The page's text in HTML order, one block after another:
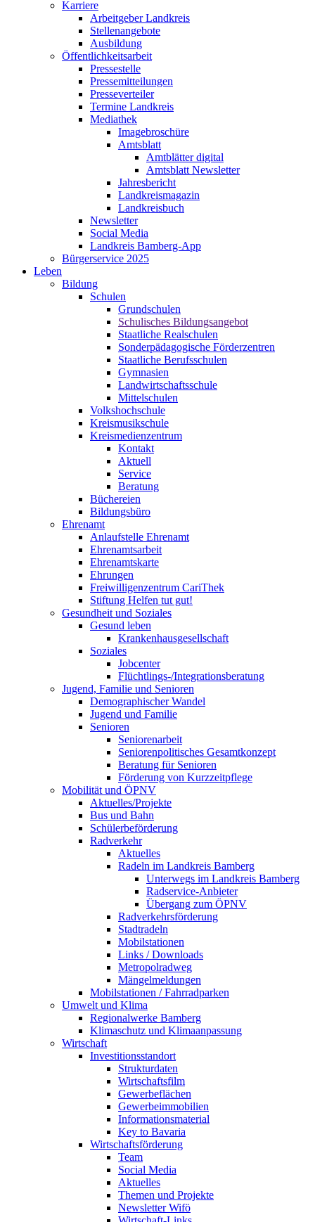
Karriere
Arbeitgeber Landkreis
Stellenangebote
Ausbildung
Öffentlichkeitsarbeit
Pressestelle
Pressemitteilungen
Presseverteiler
Termine Landkreis
Mediathek
Imagebroschüre
Amtsblatt
Amtblätter digital
Amtsblatt Newsletter
Jahresbericht
Landkreismagazin
Landkreisbuch
Newsletter
Social Media
Landkreis Bamberg-App
Bürgerservice 2025
Leben
Bildung
Schulen
Grundschulen
Schulisches Bildungsangebot
Staatliche Realschulen
Sonderpädagogische Förderzentren
Staatliche Berufsschulen
Gymnasien
Landwirtschaftsschule
Mittelschulen
Volkshochschule
Kreismusikschule
Kreismedienzentrum
Kontakt
Aktuell
Service
Beratung
Büchereien
Bildungsbüro
Ehrenamt
Anlaufstelle Ehrenamt
Ehrenamtsarbeit
Ehrenamtskarte
Ehrungen
Freiwilligenzentrum CariThek
Stiftung Helfen tut gut!
Gesundheit und Soziales
Gesund leben
Krankenhausgesellschaft
Soziales
Jobcenter
Flüchtlings-/Integrationsberatung
Jugend, Familie und Senioren
Demographischer Wandel
Jugend und Familie
Senioren
Seniorenarbeit
Seniorenpolitisches Gesamtkonzept
Beratung für Senioren
Förderung von Kurzzeitpflege
Mobilität und ÖPNV
Aktuelles/Projekte
Bus und Bahn
Schülerbeförderung
Radverkehr
Aktuelles
Radeln im Landkreis Bamberg
Unterwegs im Landkreis Bamberg
Radservice-Anbieter
Übergang zum ÖPNV
Radverkehrsförderung
Stadtradeln
Mobilstationen
Links / Downloads
Metropolradweg
Mängelmeldungen
Mobilstationen / Fahrradparken
Umwelt und Klima
Regionalwerke Bamberg
Klimaschutz und Klimaanpassung
Wirtschaft
Investitionsstandort
Strukturdaten
Wirtschaftsfilm
Gewerbeflächen
Gewerbeimmobilien
Informationsmaterial
Key to Bavaria
Wirtschaftsförderung
Team
Social Media
Aktuelles
Themen und Projekte
Newsletter Wifö